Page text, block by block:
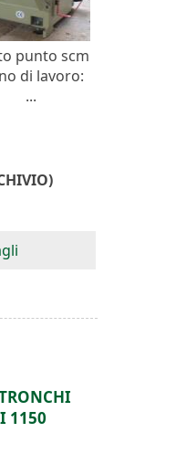
punto scm
di lavoro:
...
1150